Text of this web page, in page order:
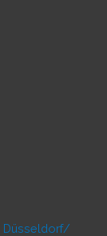
Düsseldorf/